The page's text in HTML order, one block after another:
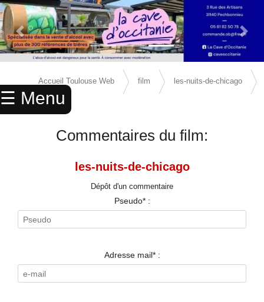
☰ Menu
× ACCUEIL
ANNUAIRE
SPORTS
RESTAURANTS
Previous Slide Next
Accueil Toulouse Web film les-nuits-de-chicago
avis
Commentaires du film:
les-nuits-de-chicago
Dépôt d'un commentaire
Pseudo* :
Adresse mail* :